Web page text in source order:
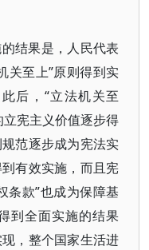
结果是，人民代表
关至上”原则得到实
后，“立法机关至
宪主义价值逐步得
范逐步成为宪法实
有效实施，而且宪
款”也成为保障基
到全面实施的结果
，整个国家生活进